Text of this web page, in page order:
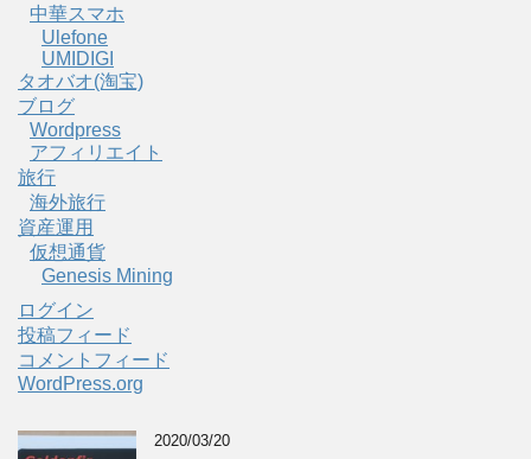
中華スマホ
Ulefone
UMIDIGI
タオバオ(淘宝)
ブログ
Wordpress
アフィリエイト
旅行
海外旅行
資産運用
仮想通貨
Genesis Mining
ログイン
投稿フィード
コメントフィード
WordPress.org
2020/03/20